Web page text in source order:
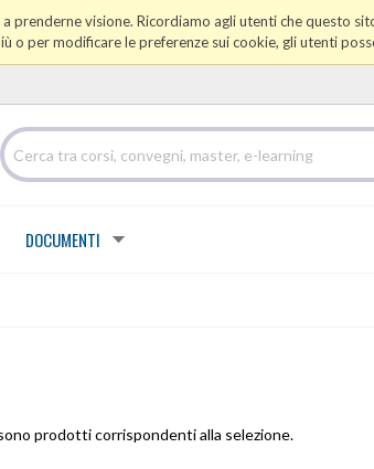
prenderne visione. Ricordiamo agli utenti che questo
o per modificare le preferenze sui cookie, gli utenti
DOCUMENTI
prodotti corrispondenti alla selezione.